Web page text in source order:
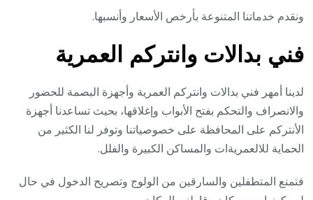
ونقدم خدماتنا المتنوعة بأرخص الأسعار وأنسبها.
فني بدالات وانتركم العمرية
لدينا أمهر فني بدالات وانتركم العمرية وأجهزة البصمة للحضور
والانصراف والتحكم بفتح الأبواب وإغلاقها، بحيث تساعدنا أجهزة
الأنتركم على المحافظة على خصوصياتنا وتوفر لنا الكثير من
الحماية للالعمريةات والمساكن الكبيرة والفلل.
فتمنع المتطفلين والسارقين من الولوج وتصريح الدخول في حال